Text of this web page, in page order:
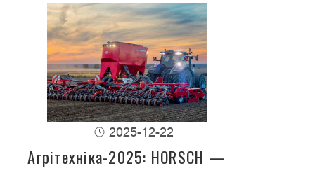
2025-12-22
Агрітехніка-2025: HORSCH —